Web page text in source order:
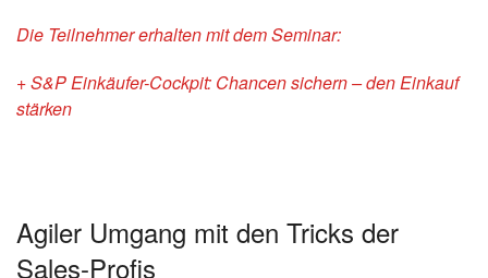
Die Teilnehmer erhalten mit dem Seminar:
+ S&P Einkäufer-Cockpit: Chancen sichern – den Einkauf
stärken
Agiler Umgang mit den Tricks der
Sales-Profis